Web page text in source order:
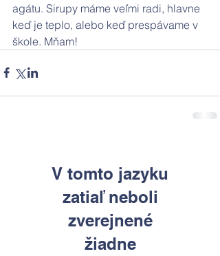
agátu. Sirupy máme veľmi radi, hlavne
keď je teplo, alebo keď prespávame v
škole. Mňam!
V tomto jazyku
zatiaľ neboli
zverejnené
žiadne